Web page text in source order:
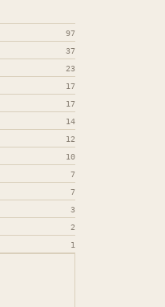
97
37
23
17
17
14
12
10
7
7
3
2
1